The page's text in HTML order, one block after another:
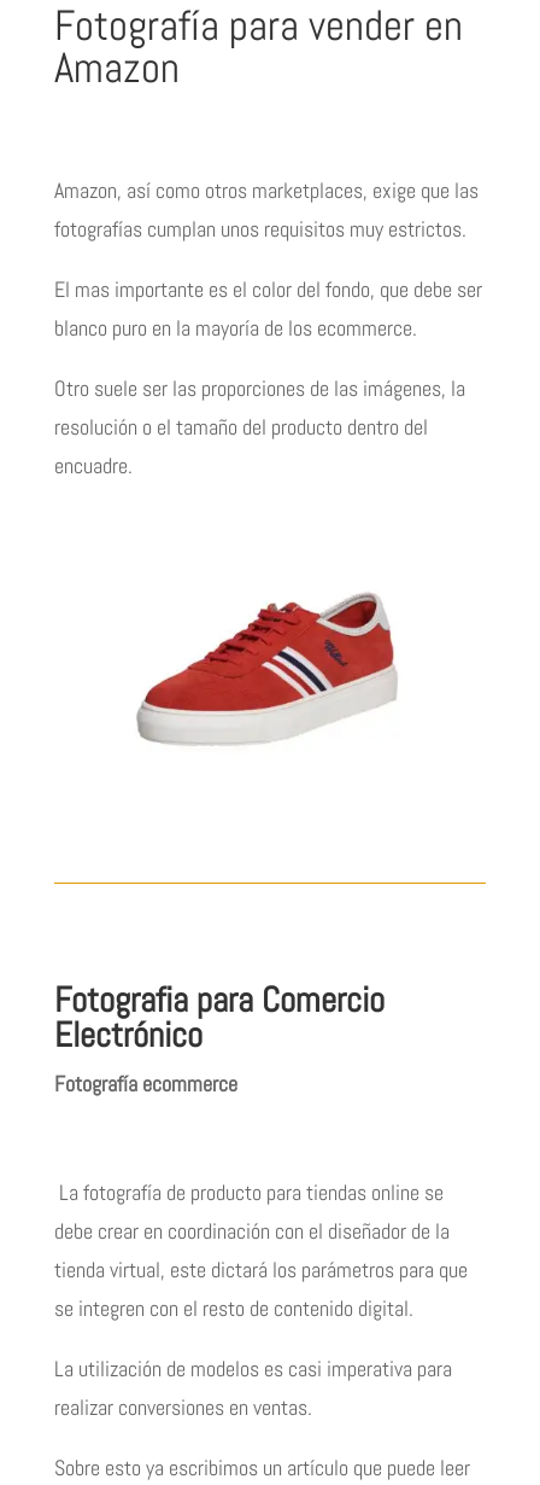
Fotografía para vender en
Amazon
Amazon, así como otros marketplaces, exige que las
fotografías cumplan unos requisitos muy estrictos.
El mas importante es el color del fondo, que debe ser
blanco puro en la mayoría de los ecommerce.
Otro suele ser las proporciones de las imágenes, la
resolución o el tamaño del producto dentro del
encuadre.
Fotografia para Comercio
Electrónico
Fotografía ecommerce
La fotografía de producto para tiendas online se
debe crear en coordinación con el diseñador de la
tienda virtual, este dictará los parámetros para que
se integren con el resto de contenido digital.
La utilización de modelos es casi imperativa para
realizar conversiones en ventas.
Sobre esto ya escribimos un artículo que puede leer